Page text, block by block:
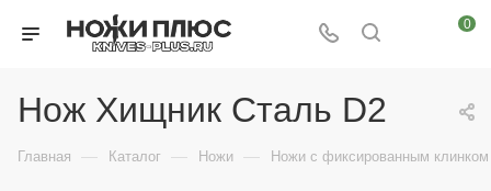
0
Нож Хищник Сталь D2
Главная — Каталог — Ножи — Ножи с фиксированным клинком